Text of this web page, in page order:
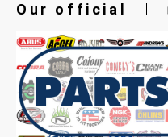
Our official